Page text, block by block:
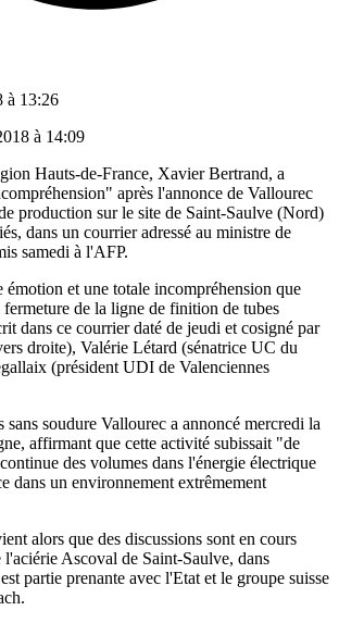
à 13:26
à 14:09
Hauts-de-France, Xavier Bertrand, a
après l'annonce de Vallourec
production sur le site de Saint-Saulve (Nord)
dans un courrier adressé au ministre de
samedi à l'AFP.
émotion et une totale incompréhension que
de la ligne de finition de tubes
dans ce courrier daté de jeudi et cosigné par
droite), Valérie Létard (sénatrice UC du
(président UDI de Valenciennes
sans soudure Vallourec a annoncé mercredi la
affirmant que cette activité subissait "de
des volumes dans l'énergie électrique
dans un environnement extrêmement
alors que des discussions sont en cours
l'aciérie Ascoval de Saint-Saulve, dans
partie prenante avec l'Etat et le groupe suisse